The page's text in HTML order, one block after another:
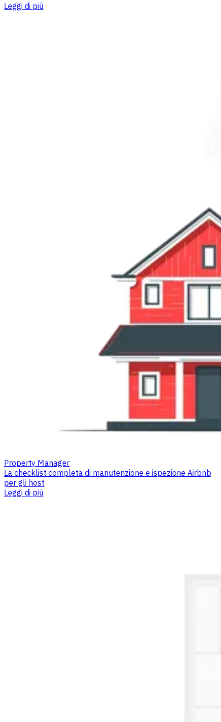
Leggi di più
Property Manager
La checklist completa di manutenzione e ispezione Airbnb
per gli host
Leggi di più